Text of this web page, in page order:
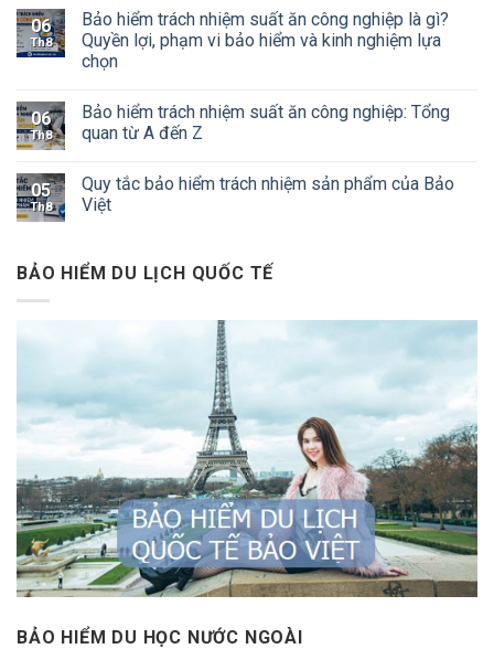
06
Th8
Bảo hiểm trách nhiệm suất ăn công nghiệp là gì?
Quyền lợi, phạm vi bảo hiểm và kinh nghiệm lựa
chọn
06
Th8
Bảo hiểm trách nhiệm suất ăn công nghiệp: Tổng
quan từ A đến Z
05
Th8
Quy tắc bảo hiểm trách nhiệm sản phẩm của Bảo
Việt
BẢO HIỂM DU LỊCH QUỐC TẾ
BẢO HIỂM DU HỌC NƯỚC NGOÀI